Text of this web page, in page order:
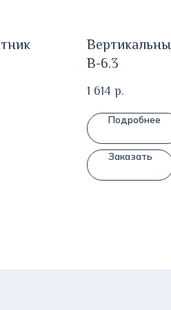
В-6.3
1 614 р.
Подробнее
Заказать